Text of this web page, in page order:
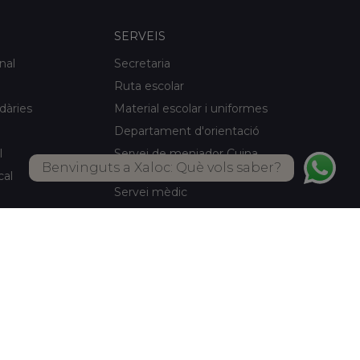
Benvinguts a Xaloc: Què vols saber?
SERVEIS
Secretaria
Ruta escolar
Material escolar i uniformes
Departament d'orientació
Servei de menjador Cuina
pròpia
Servei mèdic